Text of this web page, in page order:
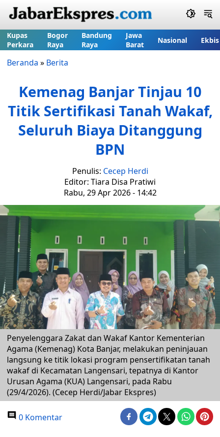
Kupas
Perkara
Bogor
Raya
Bandung
Raya
Jawa
Barat
Nasional Ekbis
Beranda » Berita
Kemenag Banjar Tinjau 10
Titik Sertifikasi Tanah Wakaf,
Seluruh Biaya Ditanggung
BPN
Penulis: Cecep Herdi
Editor: Tiara Disa Pratiwi
Rabu, 29 Apr 2026 - 14:42
Penyelenggara Zakat dan Wakaf Kantor Kementerian
Agama (Kemenag) Kota Banjar, melakukan peninjauan
langsung ke titik lokasi program pensertifikatan tanah
wakaf di Kecamatan Langensari, tepatnya di Kantor
Urusan Agama (KUA) Langensari, pada Rabu
(29/4/2026). (Cecep Herdi/Jabar Ekspres)
0 Komentar